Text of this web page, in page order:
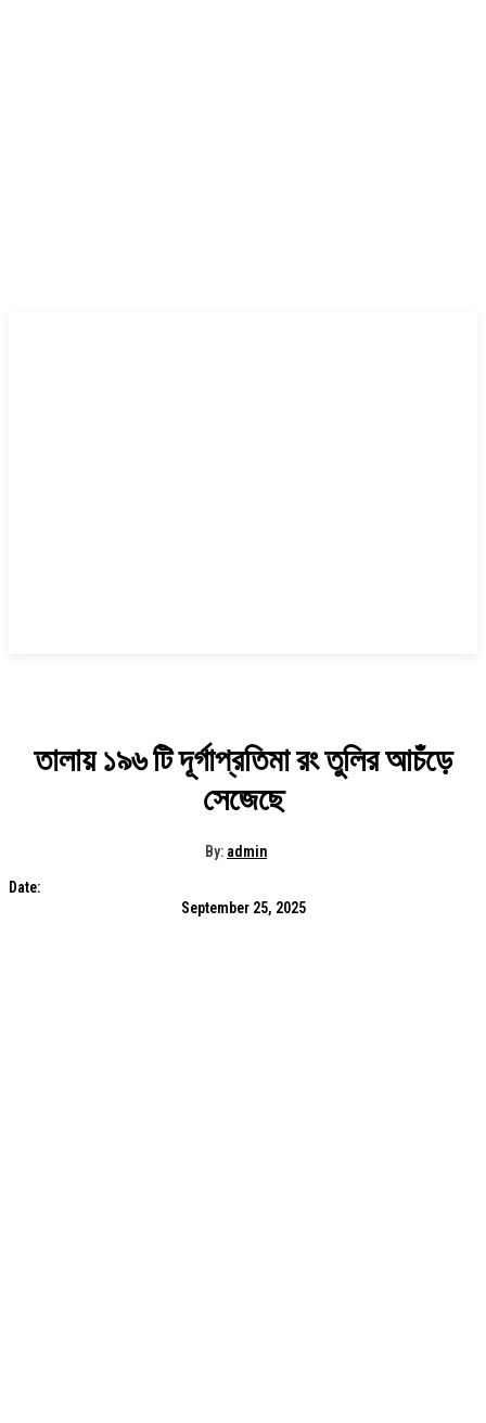
তালায় ১৯৬ টি দূর্গাপ্রতিমা রং তুলির আচঁড়ে
সেজেছে
By: admin
Date:
September 25, 2025